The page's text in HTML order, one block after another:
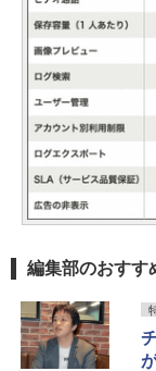
編集部のおすす